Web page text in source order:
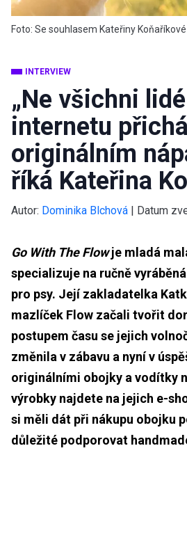
Foto: Se souhlasem Kateřiny Koňaříkové
INTERVIEW
„Ne všichni
internetu
originálním
říká Kateřina
Autor: Dominika Blchová | Datum
Go With The Flowje mladá
specializuje na ručně
pro psy. Její zakladatelka
mazlíček Flow začali tvořit
postupem času se jejich
změnila v zábavu a nyní v
originálními obojky a vodítky
výrobky najdete na jejich e-
si měli dát při nákupu obojku
důležité podporovat